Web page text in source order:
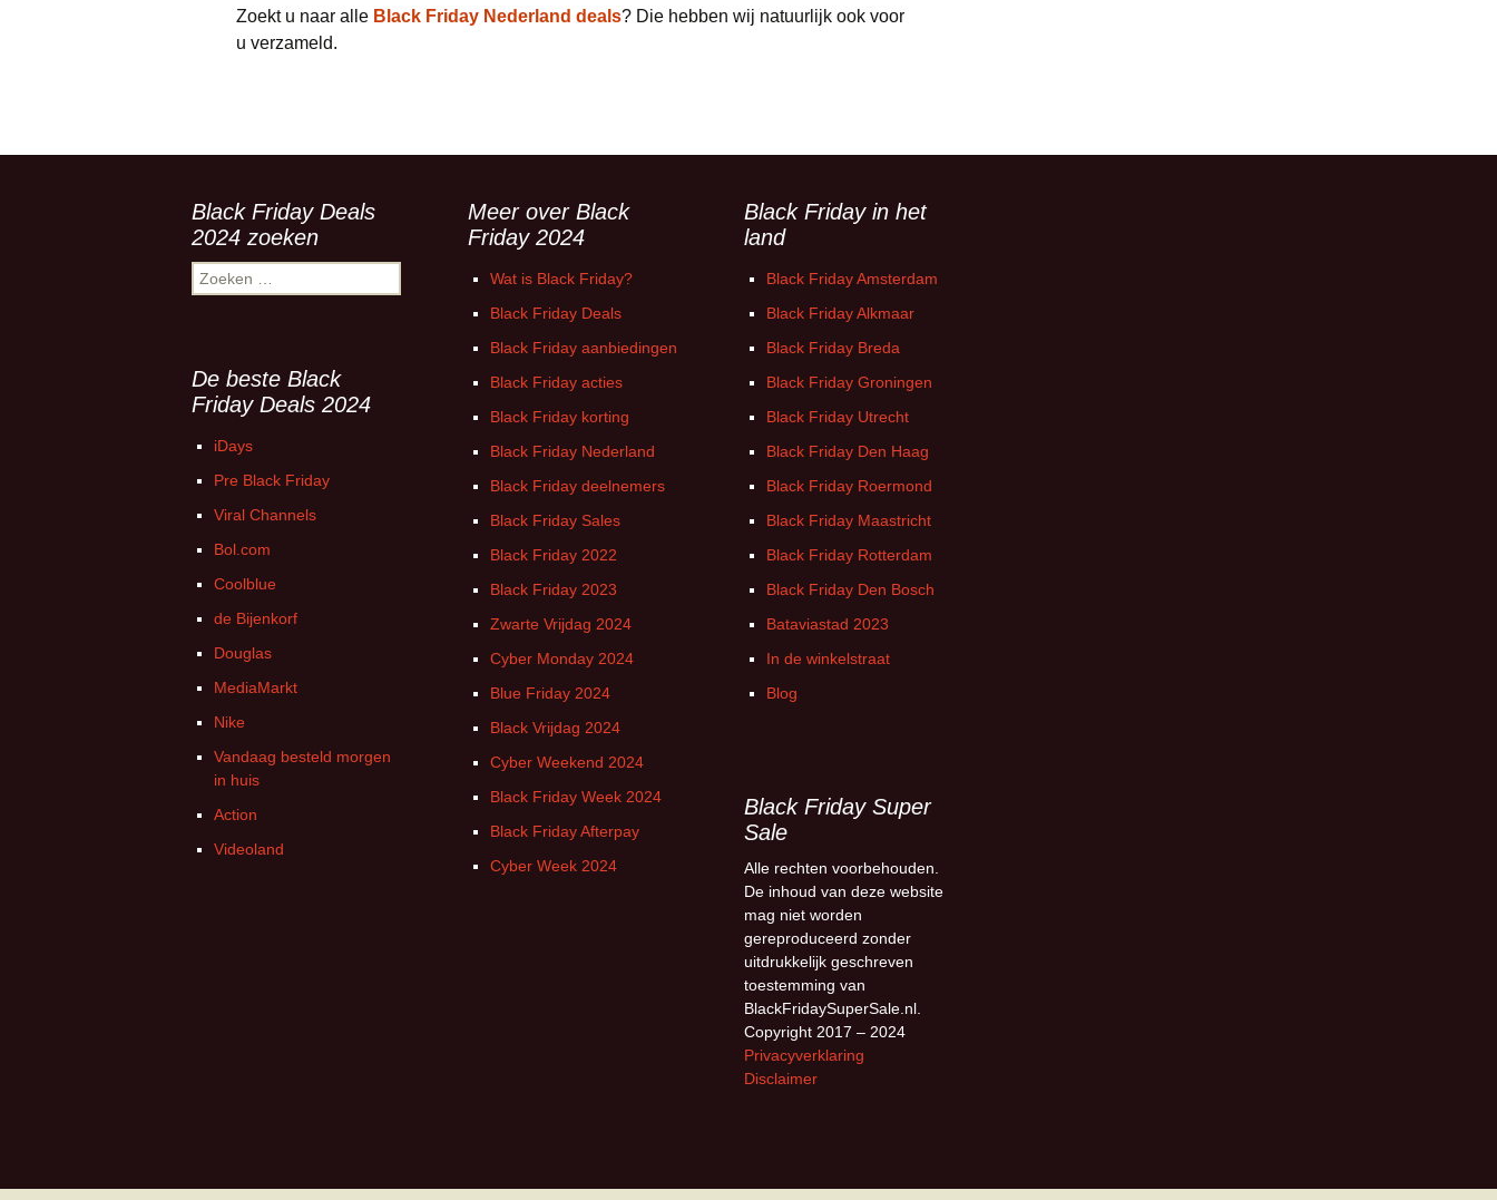
Zoekt u naar alle Black Friday Nederland deals? Die hebben wij natuurlijk ook voor
u verzameld.
Black Friday Deals
2024 zoeken
Zoeken
naar:
Meer over Black
Friday 2024
Wat is Black Friday?
Black Friday Deals
Black Friday aanbiedingen
Black Friday acties
Black Friday korting
Black Friday Nederland
Black Friday deelnemers
Black Friday Sales
Black Friday 2022
Black Friday 2023
Zwarte Vrijdag 2024
Cyber Monday 2024
Blue Friday 2024
Black Vrijdag 2024
Cyber Weekend 2024
Black Friday Week 2024
Black Friday Afterpay
Cyber Week 2024
Black Friday in het
land
Black Friday Amsterdam
Black Friday Alkmaar
Black Friday Breda
Black Friday Groningen
Black Friday Utrecht
Black Friday Den Haag
Black Friday Roermond
Black Friday Maastricht
Black Friday Rotterdam
Black Friday Den Bosch
Bataviastad 2023
In de winkelstraat
Blog
De beste Black
Friday Deals 2024
iDays
Pre Black Friday
Viral Channels
Bol.com
Coolblue
de Bijenkorf
Douglas
MediaMarkt
Nike
Vandaag besteld morgen
in huis
Action
Videoland
Black Friday Super
Sale
Alle rechten voorbehouden.
De inhoud van deze website
mag niet worden
gereproduceerd zonder
uitdrukkelijk geschreven
toestemming van
BlackFridaySuperSale.nl.
Copyright 2017 – 2024
Privacyverklaring
Disclaimer